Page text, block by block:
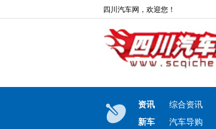
四川汽车网，欢迎您！
资讯 综合资讯
新车
汽车导购